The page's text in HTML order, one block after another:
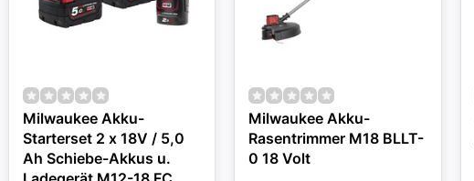
Milwaukee Akku-
Starterset 2 x 18V / 5,0
Ah Schiebe-Akkus u.
Milwaukee Akku-
Rasentrimmer M18 BLLT-
0 18 Volt